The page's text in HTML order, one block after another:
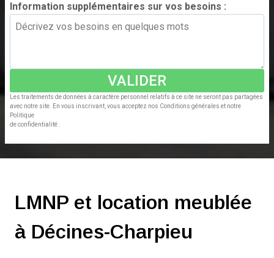
Information supplémentaires sur vos besoins :
VALIDER
Les traitements de données à caractère personnel relatifs à ce site ne seront pas partagées
avec notre site. En vous inscrivant, vous acceptez nos Conditions générales et notre
Politique
de confidentialité .
LMNP et location meublée
à Décines-Charpieu